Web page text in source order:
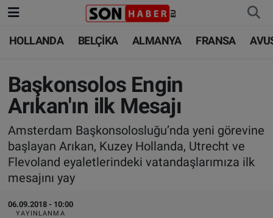
HOLLANDA BELÇİKA ALMANYA FRANSA
Başkonsolos Engin
Arıkan'ın ilk Mesajı
Amsterdam Başkonsolosluğu’nda yeni görevine
başlayan Arıkan, Kuzey Hollanda, Utrecht ve
Flevoland eyaletlerindeki vatandaşlarımıza ilk
mesajını yay
06.09.2018 - 10:00
YAYINLANMA
HOLLANDA
BELÇİKA
ALMANYA
FRANSA
AVUSTURYA
SAĞLIK - YAŞAM
HOLLANDA
BELÇİKA
ALMANYA
TÜRKİYE
DÜNYA
BİLİM-TEKNOLOJİ
Nöbetçi Eczaneler
Hava Durumu
Trafik Durumu
Süper Lig Puan Durumu ve Fikstür
Tüm Manşetler
Son Dakika Haberleri